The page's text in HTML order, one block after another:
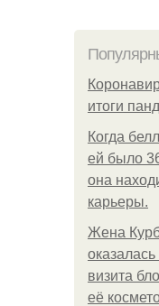
итоги
Когда
ей было
она
карьеры.
Жена
визита
её